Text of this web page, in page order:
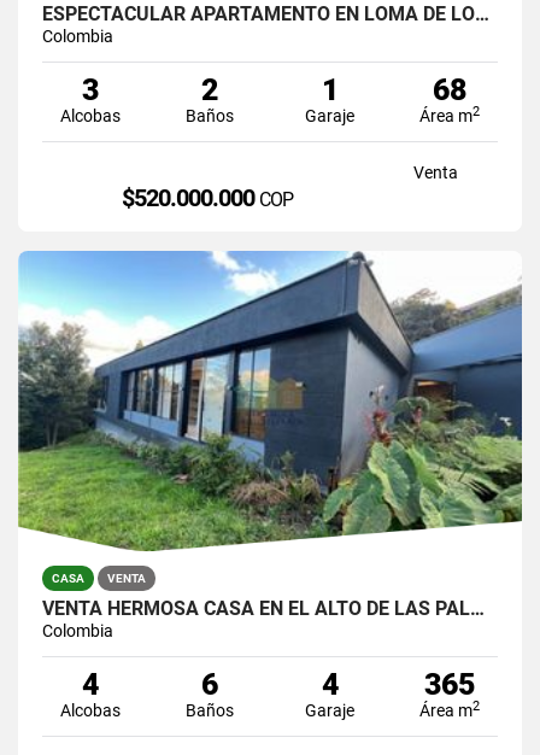
ESPECTACULAR APARTAMENTO EN LOMA DE LOS BERNAL
Colombia
3
Alcobas
2
Baños
1
Garaje
68
Área m2
Venta
$520.000.000 COP
CASA VENTA
VENTA HERMOSA CASA EN EL ALTO DE LAS PALMAS, EL POBLADO
Colombia
4
Alcobas
6
Baños
4
Garaje
365
Área m2